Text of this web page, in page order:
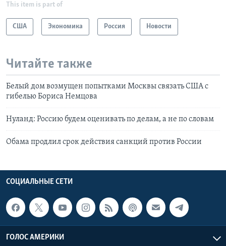
This item is part of
США Экономика Россия Новости
Читайте также
Белый дом возмущен попытками Москвы связать США с
гибелью Бориса Немцова
Нуланд: Россию будем оценивать по делам, а не по словам
Обама продлил срок действия санкций против России
СОЦИАЛЬНЫЕ СЕТИ
ГОЛОС АМЕРИКИ